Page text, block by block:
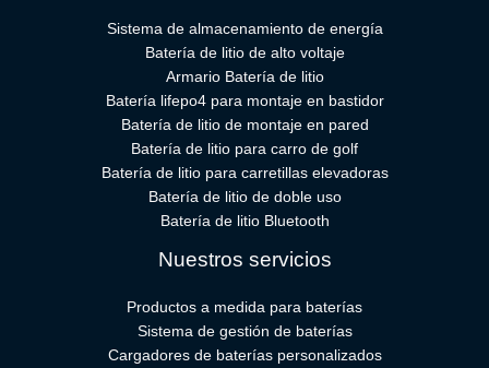
Sistema de almacenamiento de energía
Batería de litio de alto voltaje
Armario Batería de litio
Batería lifepo4 para montaje en bastidor
Batería de litio de montaje en pared
Batería de litio para carro de golf
Batería de litio para carretillas elevadoras
Batería de litio de doble uso
Batería de litio Bluetooth
Nuestros servicios
Productos a medida para baterías
Sistema de gestión de baterías
Cargadores de baterías personalizados